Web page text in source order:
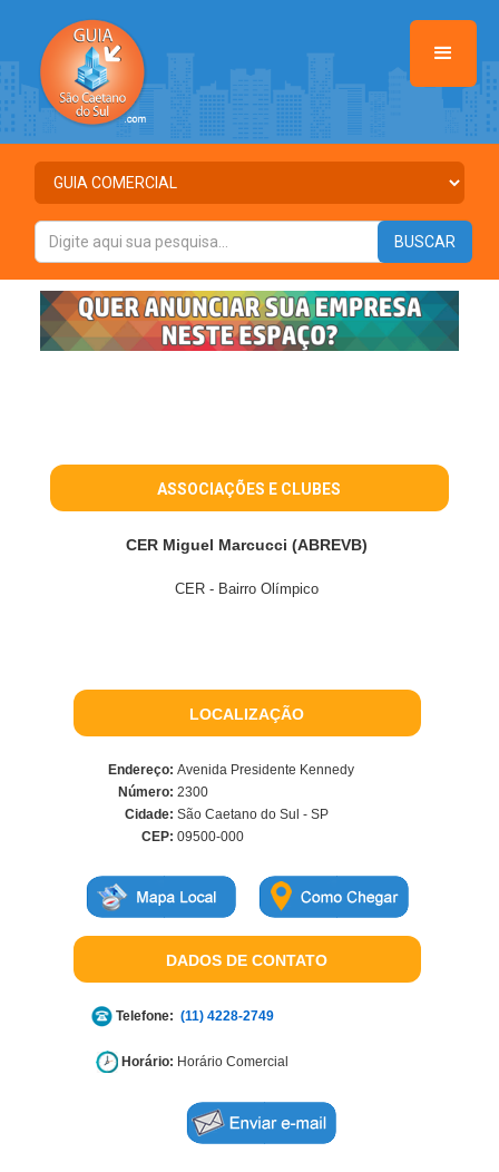
ASSOCIAÇÕES E CLUBES
CER Miguel Marcucci (ABREVB)
CER - Bairro Olímpico
LOCALIZAÇÃO
Endereço: Avenida Presidente Kennedy
Número: 2300
Cidade: São Caetano do Sul - SP
CEP: 09500-000
DADOS DE CONTATO
Telefone: (11) 4228-2749
Horário: Horário Comercial